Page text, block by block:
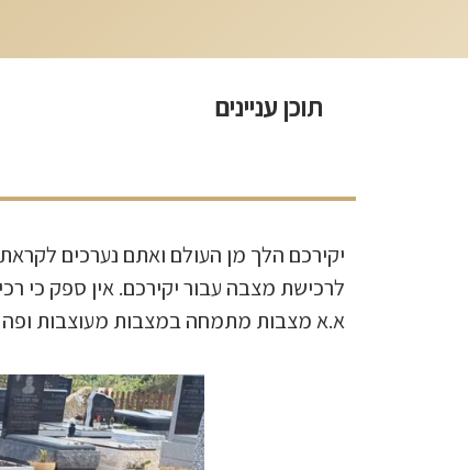
תוכן עניינים
יקירכם הלך מן העולם ואתם נערכים
לרכישת מצבה עבור יקירכם. אין ספק כי
א.א מצבות מתמחה במצבות מעוצבות